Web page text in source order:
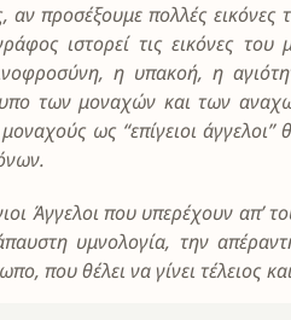
αν προσέξουμε πολλές
ιστορεί τις εικόνες
η υπακοή, η
των μοναχών και των
ως “επίγειοι
Άγγελοι που υπερέχουν
υμνολογία, την
που θέλει να γίνει τέλειος